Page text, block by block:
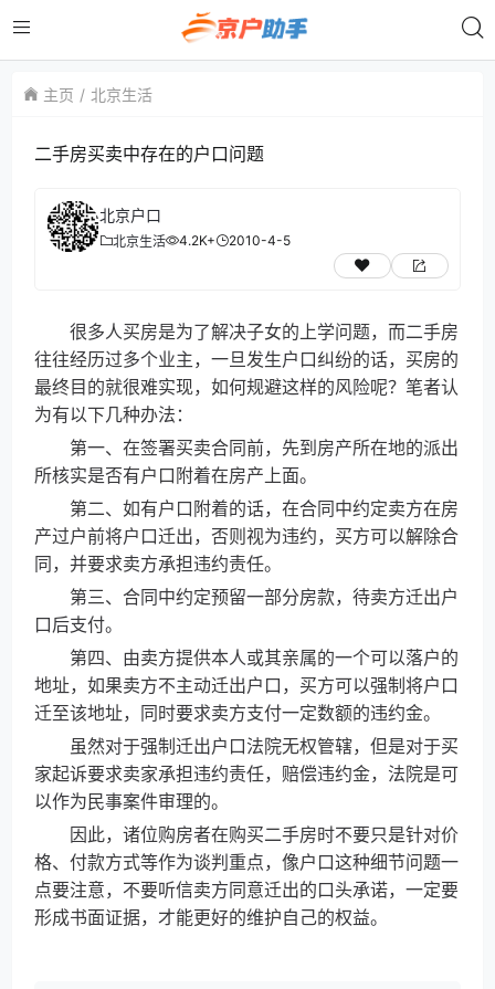
主页 北京生活
二手房买卖中存在的户口问题
北京户口
北京生活 4.2K+ 2010-4-5
很多人买房是为了解决子女的上学问题，而二手房
往往经历过多个业主，一旦发生户口纠纷的话，买房的
最终目的就很难实现，如何规避这样的风险呢？笔者认
为有以下几种办法：
第一、在签署买卖合同前，先到房产所在地的派出
所核实是否有户口附着在房产上面。
第二、如有户口附着的话，在合同中约定卖方在房
产过户前将户口迁出，否则视为违约，买方可以解除合
同，并要求卖方承担违约责任。
第三、合同中约定预留一部分房款，待卖方迁出户
口后支付。
第四、由卖方提供本人或其亲属的一个可以落户的
地址，如果卖方不主动迁出户口，买方可以强制将户口
迁至该地址，同时要求卖方支付一定数额的违约金。
虽然对于强制迁出户口法院无权管辖，但是对于买
家起诉要求卖家承担违约责任，赔偿违约金，法院是可
以作为民事案件审理的。
因此，诸位购房者在购买二手房时不要只是针对价
格、付款方式等作为谈判重点，像户口这种细节问题一
点要注意，不要听信卖方同意迁出的口头承诺，一定要
形成书面证据，才能更好的维护自己的权益。